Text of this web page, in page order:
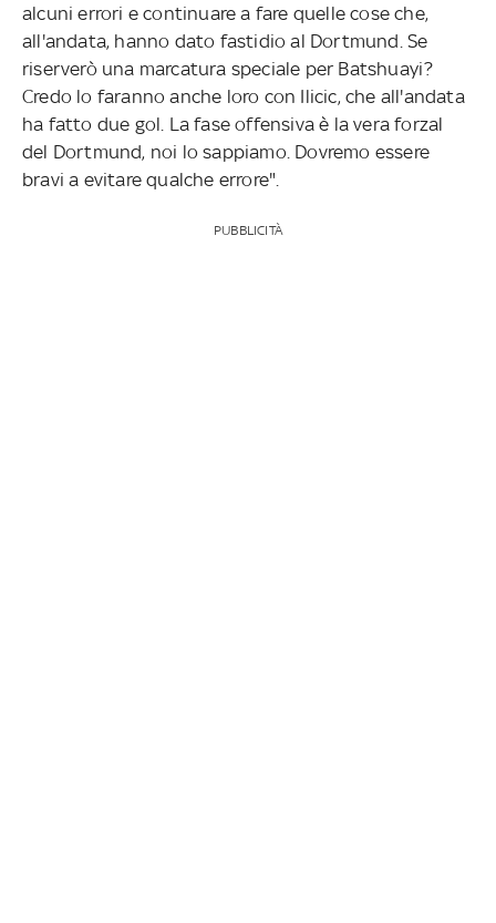
alcuni errori e continuare a fare quelle cose che,
all'andata, hanno dato fastidio al Dortmund. Se
riserverò una marcatura speciale per Batshuayi?
Credo lo faranno anche loro con Ilicic, che all'andata
ha fatto due gol. La fase offensiva è la vera forzal
del Dortmund, noi lo sappiamo. Dovremo essere
bravi a evitare qualche errore".
PUBBLICITÀ